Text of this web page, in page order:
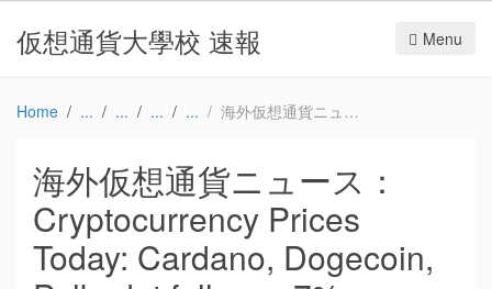
仮想通貨大學校 速報 Menu
Home 海外仮想通貨ニュース：Cryptocurrency Prices Today: Cardano, Dogecoin, Polkadot fall over 7% – Times of India
海外仮想通貨ニュース：
Cryptocurrency Prices
Today: Cardano, Dogecoin,